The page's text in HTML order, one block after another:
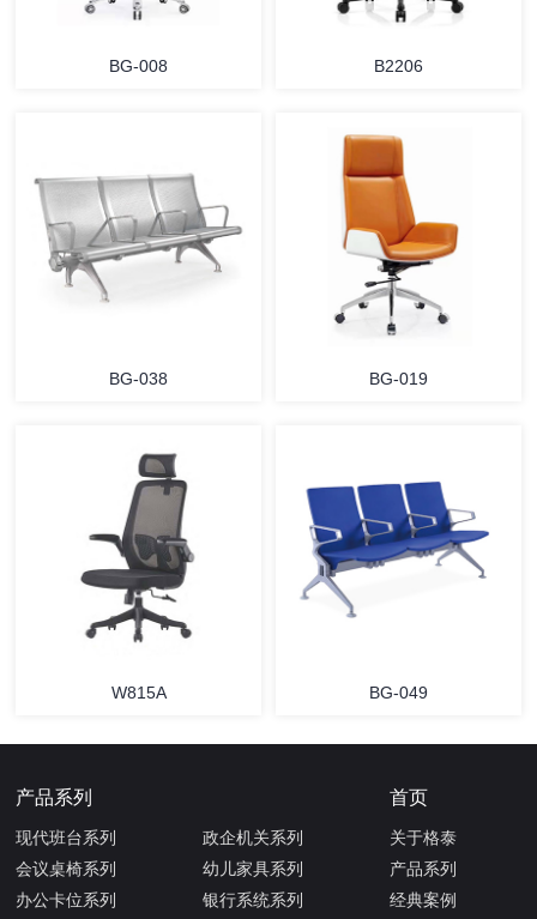
BG-008 B2206
BG-038 BG-019
W815A BG-049
产品系列
现代班台系列
会议桌椅系列
办公卡位系列
政企机关系列
幼儿家具系列
银行系统系列
首页
关于格泰
产品系列
经典案例